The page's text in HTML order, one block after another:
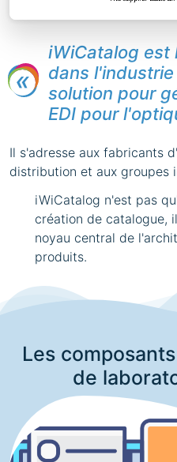
iWiCatalog est
dans
solution pour
EDI pour
Il s'adresse aux fabricants
distribution et aux groupes
iWiCatalog n'est pas
création de catalogue,
noyau central de
produits.
Les
de